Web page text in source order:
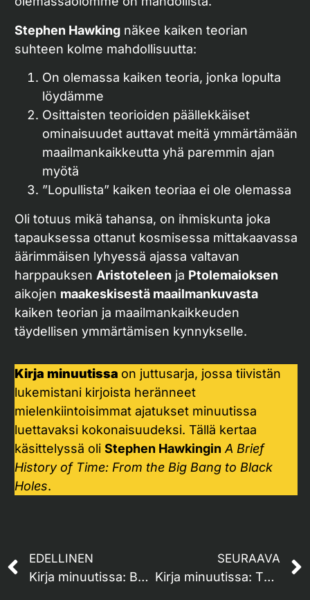
Stephen Hawking näkee kaiken teorian
suhteen kolme mahdollisuutta:
On olemassa kaiken teoria, jonka lopulta
löydämme
Osittaisten teorioiden päällekkäiset
ominaisuudet auttavat meitä ymmärtämään
maailmankaikkeutta yhä paremmin ajan
myötä
”Lopullista” kaiken teoriaa ei ole olemassa
Oli totuus mikä tahansa, on ihmiskunta joka
tapauksessa ottanut kosmisessa mittakaavassa
äärimmäisen lyhyessä ajassa valtavan
harppauksen Aristoteleen ja Ptolemaioksen
aikojen maakeskisestä maailmankuvasta
kaiken teorian ja maailmankaikkeuden
täydellisen ymmärtämisen kynnykselle.
Kirja minuutissa on juttusarja, jossa tiivistän
lukemistani kirjoista heränneet
mielenkiintoisimmat ajatukset minuutissa
luettavaksi kokonaisuudeksi. Tällä kertaa
käsittelyssä oli Stephen Hawkingin A Brief
History of Time: From the Big Bang to Black
Holes.
EDELLINEN
Kirja minuutissa: Bad Blood
SEURAAVA
Kirja minuutissa: Think Again